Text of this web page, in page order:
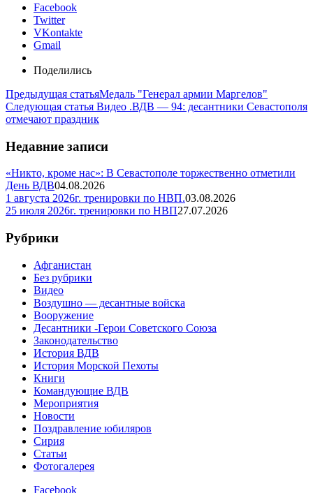
Facebook
Twitter
VKontakte
Gmail
Поделились
Предыдущая статьяМедаль "Генерал армии Маргелов"
Следующая статья Видео .ВДВ — 94: десантники Севастополя
отмечают праздник
Недавние записи
«Никто, кроме нас»: В Севастополе торжественно отметили
День ВДВ04.08.2026
1 августа 2026г. тренировки по НВП.03.08.2026
25 июля 2026г. тренировки по НВП27.07.2026
Рубрики
Афганистан
Без рубрики
Видео
Воздушно — десантные войска
Вооружение
Десантники -Герои Советского Союза
Законодательство
История ВДВ
История Морской Пехоты
Книги
Командующие ВДВ
Мероприятия
Новости
Поздравление юбиляров
Сирия
Статьи
Фотогалерея
Facebook